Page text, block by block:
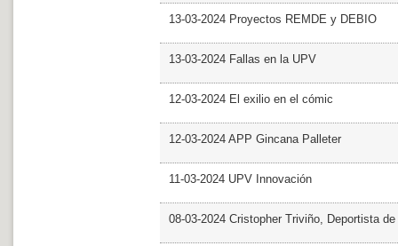
13-03-2024 Proyectos REMDE y DEBIO
13-03-2024 Fallas en la UPV
12-03-2024 El exilio en el cómic
12-03-2024 APP Gincana Palleter
11-03-2024 UPV Innovación
08-03-2024 Cristopher Triviño, Deportista